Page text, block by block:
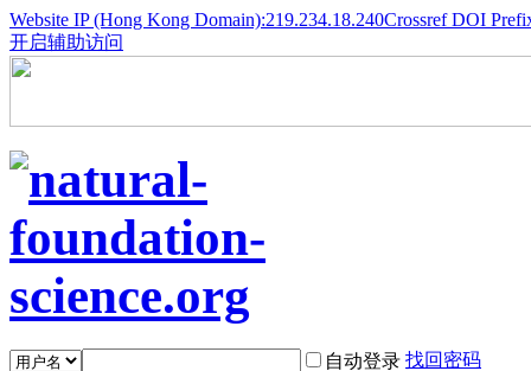
Website IP (Hong Kong Domain):219.234.18.240Crossref DOI
开启辅助访问
自动登录 找回密码